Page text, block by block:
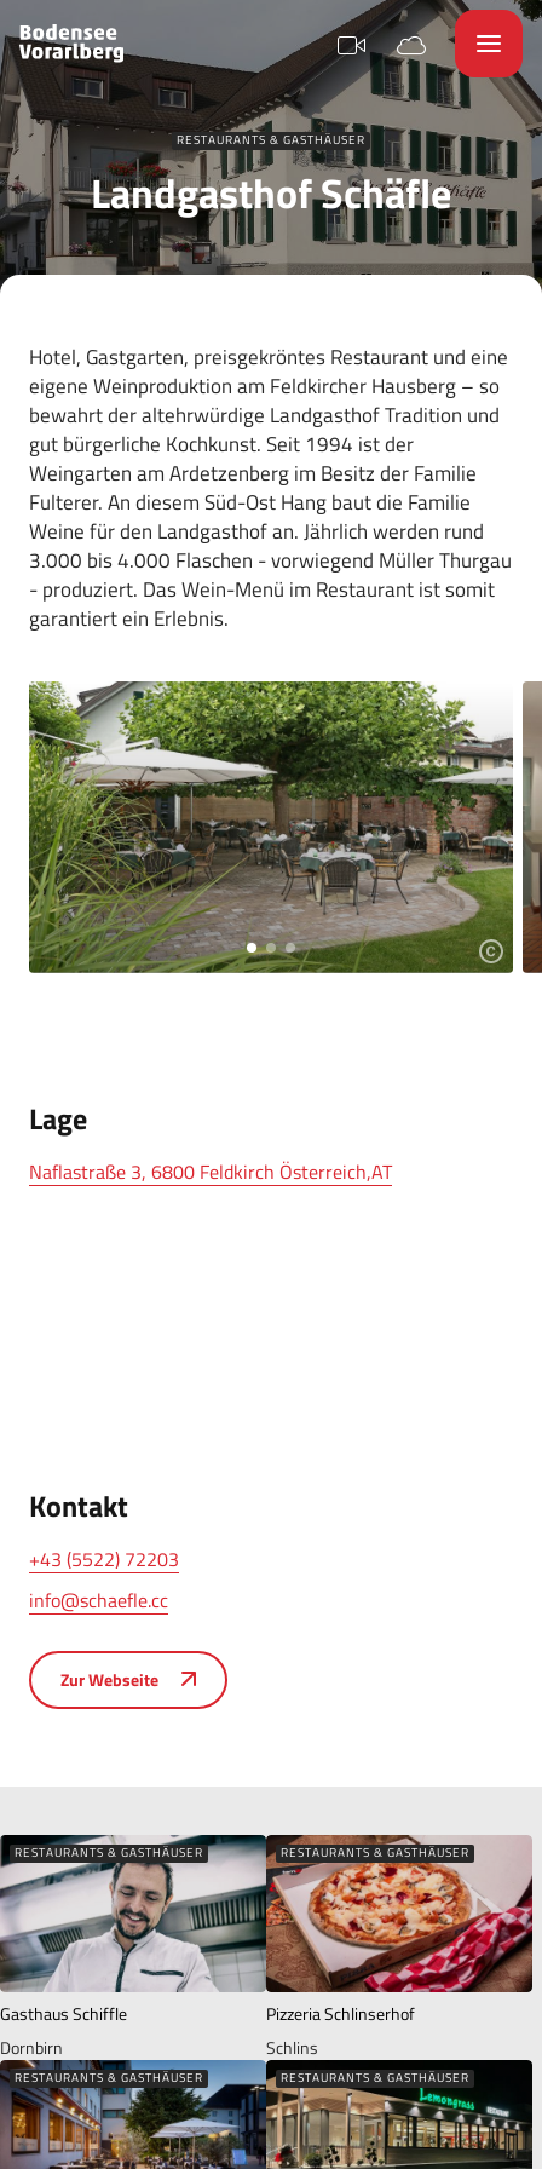
RESTAURANTS & GASTHÄUSER
Landgasthof Schäfle
Hotel, Gastgarten, preisgekröntes Restaurant und eine
eigene Weinproduktion am Feldkircher Hausberg – so
bewahrt der altehrwürdige Landgasthof Tradition und
gut bürgerliche Kochkunst. Seit 1994 ist der
Weingarten am Ardetzenberg im Besitz der Familie
Fulterer. An diesem Süd-Ost Hang baut die Familie
Weine für den Landgasthof an. Jährlich werden rund
3.000 bis 4.000 Flaschen - vorwiegend Müller Thurgau
- produziert. Das Wein-Menü im Restaurant ist somit
garantiert ein Erlebnis.
Lage
Naflastraße 3, 6800 Feldkirch Österreich,AT
Kontakt
+43 (5522) 72203
info@schaefle.cc
Zur Webseite
RESTAURANTS & GASTHÄUSER
Gasthaus Schiffle
Dornbirn
RESTAURANTS & GASTHÄUSER
Pizzeria Schlinserhof
Schlins
RESTAURANTS & GASTHÄUSER RESTAURANTS & GASTHÄUSER